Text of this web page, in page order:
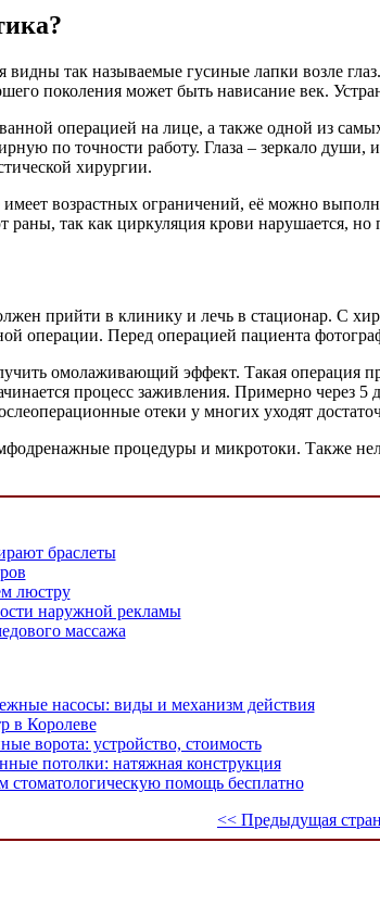
видны так называемые гусиные лапки возле
поколения может быть нависание век.
операцией на лице, а также одной из
по точности работу. Глаза – зеркало
хирургии.
возрастных ограничений, её можно
так как циркуляция крови нарушается,
прийти в клинику и лечь в стационар. С
операции. Перед операцией пациента
омолаживающий эффект. Такая операция
процесс заживления. Примерно
отеки у многих уходят
процедуры и микротоки. Также
браслеты
люстру
наружной рекламы
массажа
насосы: виды и механизм действия
в Королеве
ворота: устройство, стоимость
потолки: натяжная конструкция
стоматологическую помощь бесплатно
<< Предыдущая